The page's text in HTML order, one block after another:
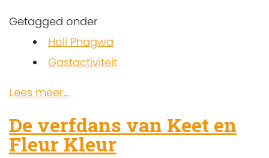
Getagged onder
Holi Phagwa
Gastactiviteit
Lees meer...
De verfdans van Keet en
Fleur Kleur